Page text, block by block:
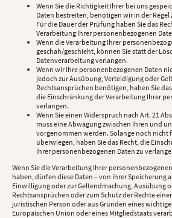
Wenn Sie die Richtigkeit Ihrer bei uns
Daten bestreiten, benötigen wir in der
Für die Dauer der Prüfung haben Sie das
Verarbeitung Ihrer personenbezogenen
Wenn die Verarbeitung Ihrer
geschah/geschieht, können Sie statt der
Datenverarbeitung verlangen.
Wenn wir Ihre personenbezogenen Daten
jedoch zur Ausübung, Verteidigung oder
Rechtsansprüchen benötigen, haben Sie
die Einschränkung der Verarbeitung Ihrer
verlangen.
Wenn Sie einen Widerspruch nach Art. 21
muss eine Abwägung zwischen Ihren und
vorgenommen werden. Solange noch nicht
überwiegen, haben Sie das Recht, die
Ihrer personenbezogenen Daten zu
Wenn Sie die Verarbeitung Ihrer
haben, dürfen diese Daten – von ihrer Speicherung
Einwilligung oder zur Geltendmachung, Ausübung
Rechtsansprüchen oder zum Schutz der Rechte
juristischen Person oder aus Gründen eines
Europäischen Union oder eines Mitgliedstaats